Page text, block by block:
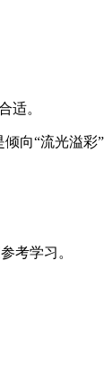
适。
向“流光溢彩”
考学习。